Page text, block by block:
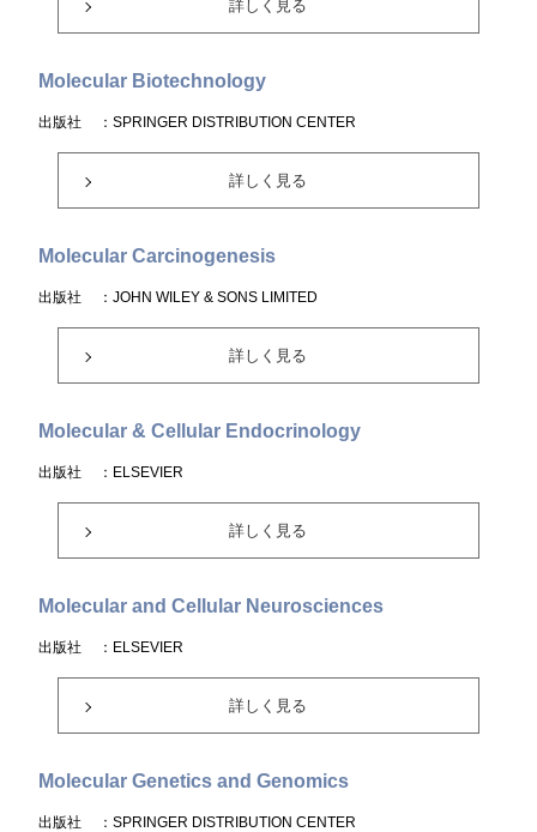
詳しく見る
Molecular Biotechnology
出版社 ：SPRINGER DISTRIBUTION CENTER
詳しく見る
Molecular Carcinogenesis
出版社 ：JOHN WILEY & SONS LIMITED
詳しく見る
Molecular & Cellular Endocrinology
出版社 ：ELSEVIER
詳しく見る
Molecular and Cellular Neurosciences
出版社 ：ELSEVIER
詳しく見る
Molecular Genetics and Genomics
出版社 ：SPRINGER DISTRIBUTION CENTER